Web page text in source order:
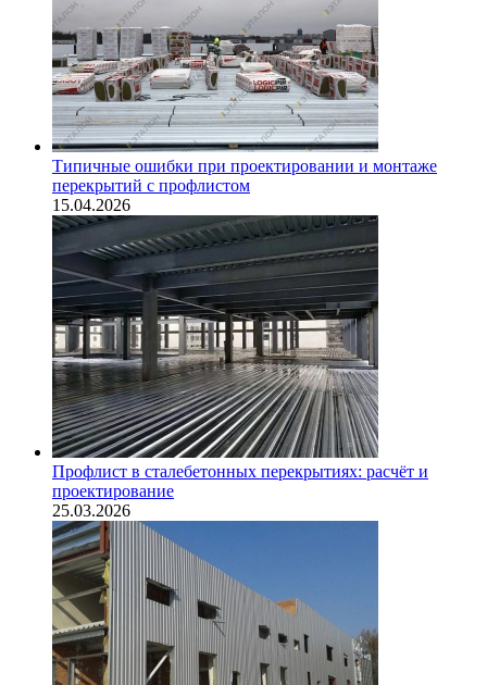
Типичные ошибки при проектировании и монтаже
перекрытий с профлистом
15.04.2026
Профлист в сталебетонных перекрытиях: расчёт и
проектирование
25.03.2026